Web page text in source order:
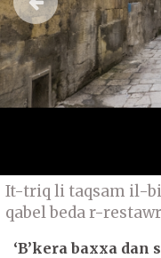
It-triq li taqsam il-
qabel beda r-
‘B’kera baxxa